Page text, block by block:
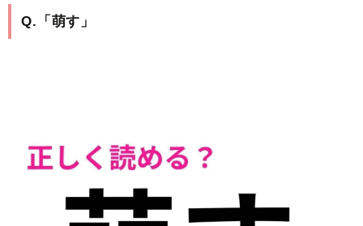
Q.「萌す」